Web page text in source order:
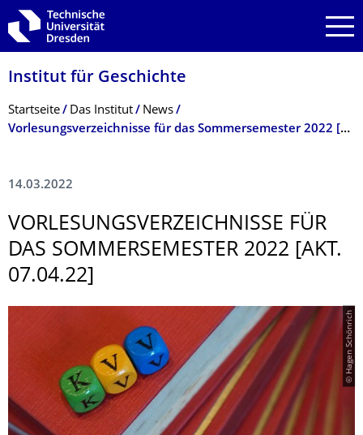
Zur Hauptnavigation springen
Zur Suche springen
Zum Inhalt springen
Institut für Geschichte
Breadcrumb-Menü
Startseite Das Institut
News
Vorlesungsverzeichnisse für das Sommersemester 2022 [akt. 07.04.22]
14.03.2022
VORLESUNGSVER­ZEICHNISSE FÜR
DAS SOMMERSEMESTER 2022 [AKT.
07.04.22]
© Hagen Schönrich